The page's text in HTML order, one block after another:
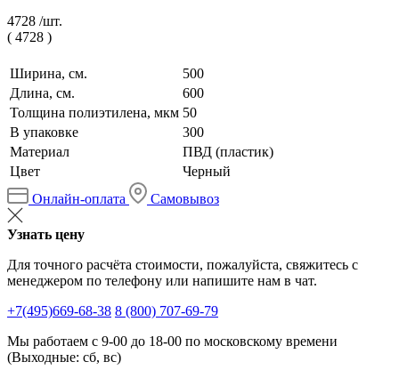
4728 /шт.
( 4728 )
Ширина, см.
500
Длина, см.
600
Толщина полиэтилена, мкм 50
В упаковке
300
Материал
ПВД (пластик)
Цвет
Черный
Онлайн-оплата
Самовывоз
Узнать цену
Для точного расчёта стоимости, пожалуйста, свяжитесь с
менеджером по телефону или напишите нам в чат.
+7(495)669-68-38 8 (800) 707-69-79
Мы работаем с 9-00 до 18-00 по московскому времени
(Выходные: сб, вс)